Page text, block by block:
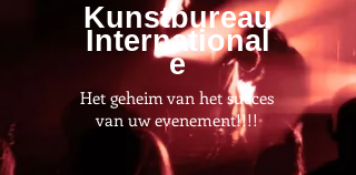
Kunstbureau
International
e
Het geheim van het succes
van uw evenement!!!!